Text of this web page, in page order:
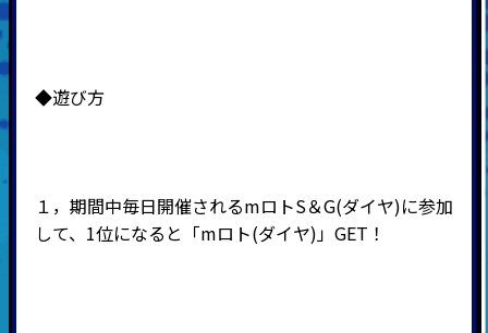
◆遊び方
１，期間中毎日開催されるmロトS＆G(ダイヤ)に参加
して、1位になると「mロト(ダイヤ)」GET！